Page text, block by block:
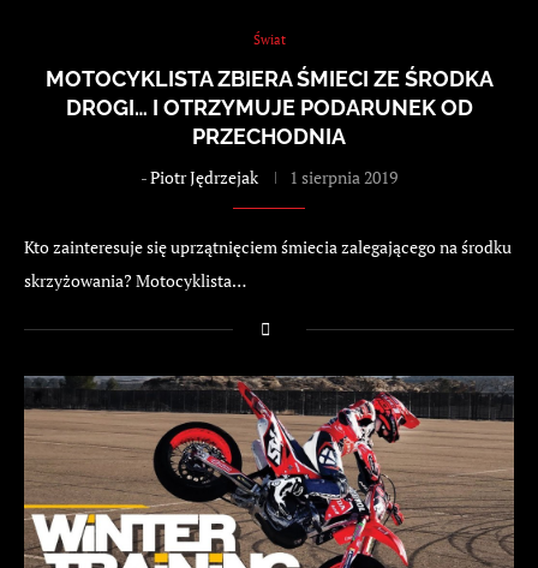
Świat
MOTOCYKLISTA ZBIERA ŚMIECI ZE ŚRODKA
DROGI… I OTRZYMUJE PODARUNEK OD
PRZECHODNIA
-Piotr Jędrzejak 1 sierpnia 2019
Kto zainteresuje się uprzątnięciem śmiecia zalegającego na środku
skrzyżowania? Motocyklista…